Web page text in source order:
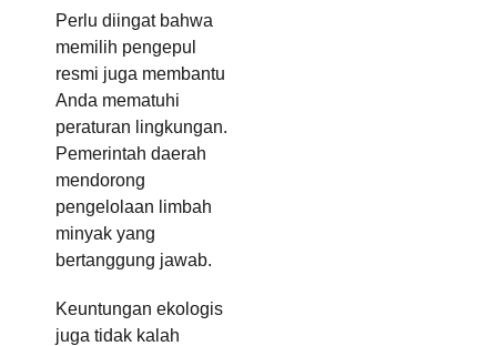
Perlu diingat bahwa
memilih pengepul
resmi juga membantu
Anda mematuhi
peraturan lingkungan.
Pemerintah daerah
mendorong
pengelolaan limbah
minyak yang
bertanggung jawab.
Keuntungan ekologis
juga tidak kalah